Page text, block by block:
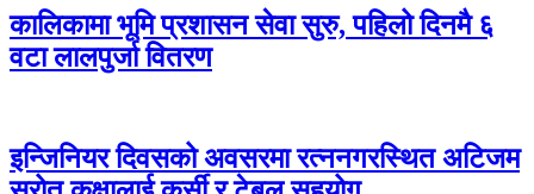
कालिकामा भूमि प्रशासन सेवा सुरु, पहिलो दिनमै ६
वटा लालपुर्जा वितरण
इन्जिनियर दिवसको अवसरमा रत्ननगरस्थित अटिजम